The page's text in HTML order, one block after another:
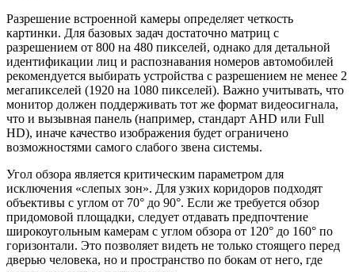
Разрешение встроенной камеры определяет четкость
картинки. Для базовых задач достаточно матриц с
разрешением от 800 на 480 пикселей, однако для детальной
идентификации лиц и распознавания номеров автомобилей
рекомендуется выбирать устройства с разрешением не менее 2
мегапикселей (1920 на 1080 пикселей). Важно учитывать, что
монитор должен поддерживать тот же формат видеосигнала,
что и вызывная панель (например, стандарт AHD или Full
HD), иначе качество изображения будет ограничено
возможностями самого слабого звена системы.
Угол обзора является критическим параметром для
исключения «слепых зон». Для узких коридоров подходят
объективы с углом от 70° до 90°. Если же требуется обзор
придомовой площадки, следует отдавать предпочтение
широкоугольным камерам с углом обзора от 120° до 160° по
горизонтали. Это позволяет видеть не только стоящего перед
дверью человека, но и пространство по бокам от него, где